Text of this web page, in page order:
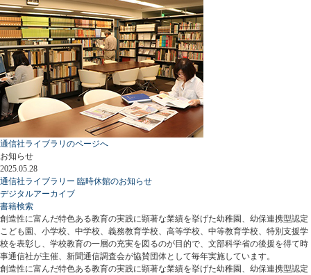
通信社ライブラリのページへ
お知らせ
2025.05.28
通信社ライブラリー 臨時休館のお知らせ
デジタルアーカイブ
書籍検索
創造性に富んだ特色ある教育の実践に顕著な業績を挙げた幼稚園、幼保連携型認定
こども園、小学校、中学校、義務教育学校、高等学校、中等教育学校、特別支援学
校を表彰し、学校教育の一層の充実を図るのが目的で、文部科学省の後援を得て時
事通信社が主催、新聞通信調査会が協賛団体として毎年実施しています。
創造性に富んだ特色ある教育の実践に顕著な業績を挙げた幼稚園、幼保連携型認定